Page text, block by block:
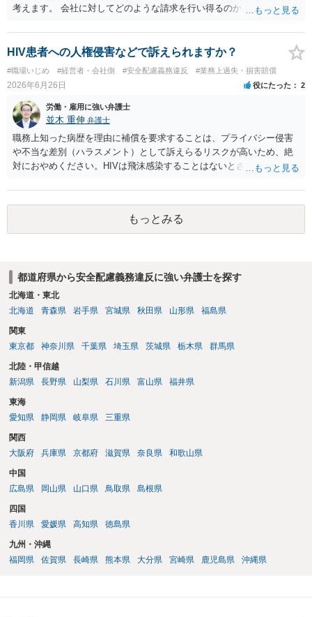
考えます。 会社に対してどのような請求を行い得るのか、また、どう
事務所での相談を検討いただければと思われます。 上記、ご参考くだ
さい。
HIV患者への人権侵害などで訴えられますか？
#職場いじめ #経営者・会社側 #安全配慮義務違反 #業務上過失・損害賠償
2026年6月26日 役にたった 2
労働・雇用に強い弁護士
並木 重伸 弁護士
職務上知った病歴を理由に補償を要求することは、プライバシー侵害
や不当な差別（ハラスメント）として訴えらるリスクが高いため、絶
対におやめください。HIVは飛沫感染することはないとされています。
について、一般的な衛生問題として会社に相談されることをお勧めし
ます。
もっとみる
都道府県から安全配慮義務違反に強い弁護士を探す
北海道・東北
北海道
青森県 岩手県 宮城県 秋田県 山形県 福島県
関東
東京都
神奈川県 千葉県 埼玉県 茨城県 栃木県 群馬県
北陸・甲信越
新潟県
長野県 山梨県 石川県 富山県 福井県
東海
愛知県
静岡県 岐阜県 三重県
関西
大阪府
兵庫県 京都府 滋賀県 奈良県 和歌山県
中国
広島県
岡山県 山口県 鳥取県 島根県
四国
香川県
愛媛県 高知県 徳島県
九州・沖縄
福岡県
佐賀県 長崎県 熊本県 大分県 宮崎県 鹿児島県 沖縄県